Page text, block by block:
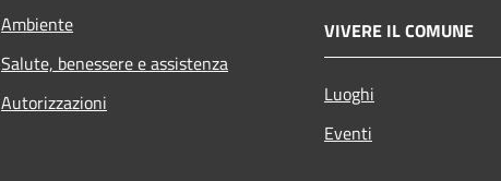
Ambiente
Salute, benessere e assistenza
Autorizzazioni
VIVERE IL COMUNE
Luoghi
Eventi